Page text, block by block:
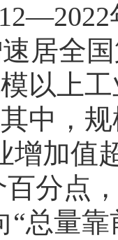
居全
以上
中，
增加值
分点
“总量